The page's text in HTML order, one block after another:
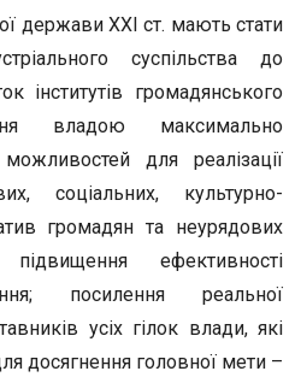
держави ХХІ ст. мають стати
суспільства до
інститутів громадянського
владою максимально
для реалізації
соціальних, культурно-
громадян та неурядових
підвищення ефективності
посилення реальної
усіх гілок влади, які
досягнення головної мети –